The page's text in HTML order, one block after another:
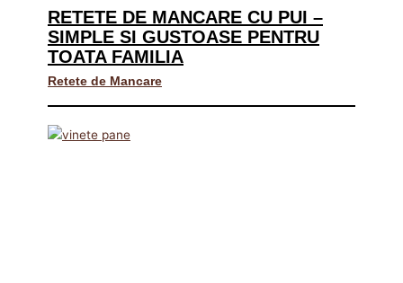
RETETE DE MANCARE CU PUI –
SIMPLE SI GUSTOASE PENTRU
TOATA FAMILIA
Retete de Mancare